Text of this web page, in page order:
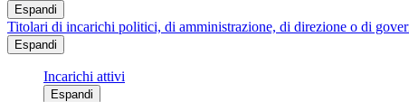
Espandi
Titolari di incarichi politici, di amministrazione, di direzione o di
Espandi
Incarichi attivi
Espandi